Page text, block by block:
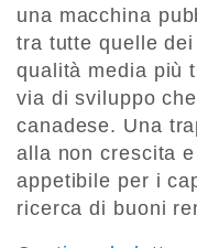
una macchina
tra tutte quelle
qualità media più
via di sviluppo
canadese. Una
alla non crescita
appetibile per i
ricerca di buoni